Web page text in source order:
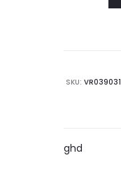
SKU: VR039031
ghd